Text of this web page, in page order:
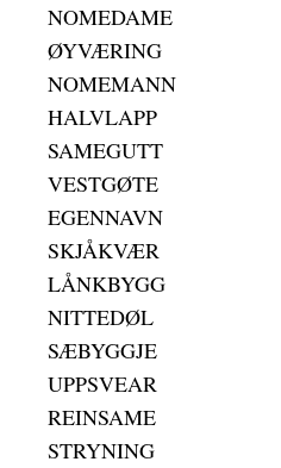
NOMEDAME
ØYVÆRING
NOMEMANN
HALVLAPP
SAMEGUTT
VESTGØTE
EGENNAVN
SKJÅKVÆR
LÅNKBYGG
NITTEDØL
SÆBYGGJE
UPPSVEAR
REINSAME
STRYNING